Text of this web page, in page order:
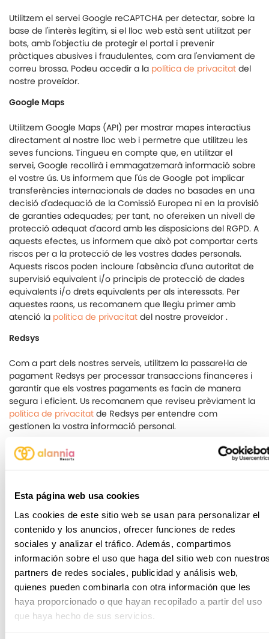
Esta página web usa cookies
Las cookies de este sitio web se usan para personalizar el
contenido y los anuncios, ofrecer funciones de redes
sociales y analizar el tráfico. Además, compartimos
información sobre el uso que haga del sitio web con
partners de redes sociales, publicidad y análisis web,
quienes pueden combinarla con otra información que les
haya proporcionado o que hayan recopilado a partir del uso
que haya hecho de sus servicios.
Utilitzem el servei Google reCAPTCHA per detectar, sobre la
base de l'interès legítim, si el lloc web està sent utilitzat per
bots, amb l'objectiu de protegir el portal i prevenir
pràctiques abusives i fraudulentes, com ara l'enviament de
correu brossa. Podeu accedir a la política de privacitat del
nostre proveïdor.
Google Maps
Utilitzem Google Maps (API) per mostrar mapes interactius
directament al nostre lloc web i permetre que utilitzeu les
seves funcions. Tingueu en compte que, en utilitzar el
servei, Google recollirà i emmagatzemarà informació sobre
el vostre ús. Us informem que l'ús de Google pot implicar
transferències internacionals de dades no basades en una
decisió d'adequació de la Comissió Europea ni en la provisió
de garanties adequades; per tant, no ofereixen un nivell de
protecció adequat d'acord amb les disposicions del RGPD. A
aquests efectes, us informem que això pot comportar certs
riscos per a la protecció de les vostres dades personals.
Aquests riscos poden incloure l'absència d'una autoritat de
supervisió equivalent i/o principis de protecció de dades
equivalents i/o drets equivalents per als interessats. Per
aquestes raons, us recomanem que llegiu primer amb
atenció la política de privacitat del nostre proveïdor .
Redsys
Com a part dels nostres serveis, utilitzem la passarel·la de
pagament Redsys per processar transaccions financeres i
garantir que els vostres pagaments es facin de manera
segura i eficient. Us recomanem que reviseu prèviament la
política de privacitat de Redsys per entendre com
gestionen la vostra informació personal.
5. PERÍODES O CRITERIS DE CONSERVACIÓ DE DADES
recollir inicialment.
Un cop les dades ja no siguin necessàries per al tractament
en qüestió, es bloquejaran degudament per tal que, si
s'escau, puguin posar-se a disposició de les autoritats i
organismes públics competents, jutges i tribunals, o el
Ministeri Fiscal, durant el termini de prescripció de qualsevol
acció legal que pugui derivar-se de la relació amb el client
i/o els terminis de conservació prevists per llei.
Si ens heu facilitat el vostre currículum, conservarem les